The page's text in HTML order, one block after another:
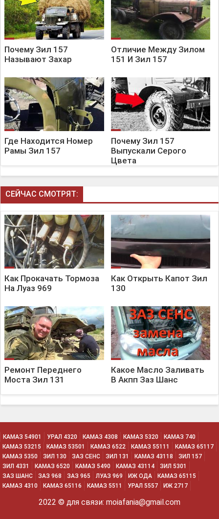
Почему Зил 157
Называют Захар
Отличие Между Зилом
151 И Зил 157
Где Находится Номер
Рамы Зил 157
Почему Зил 157
Выпускали Серого
Цвета
СЕЙЧАС СМОТРЯТ:
Как Прокачать Тормоза
На Луаз 969
Как Открыть Капот Зил
130
Ремонт Переднего
Моста Зил 131
Какое Масло Заливать
В Акпп Заз Шанс
КАМАЗ 54901 УРАЛ 4320 КАМАЗ 4308 КАМАЗ 5320
КАМАЗ 740
КАМАЗ 53215
КАМАЗ 53501 КАМАЗ 6522 КАМАЗ 55111
КАМАЗ 65117
КАМАЗ 5350
ЗИЛ 130 ЗАЗ СЕНС ЗИЛ 131 КАМАЗ 43118
ЗИЛ 157
ЗИЛ 4331
КАМАЗ 6520 КАМАЗ 5490 КАМАЗ 43114
ЗИЛ 5301
ЗАЗ ШАНС
ЗАЗ 968 ЗАЗ 965 ЛУАЗ 969 ИЖ ОДА
КАМАЗ 65115
КАМАЗ 4310
КАМАЗ 65116 КАМАЗ 5511 УРАЛ 5557 ИЖ 2717
2022 © для связи: moiafania@gmail.com